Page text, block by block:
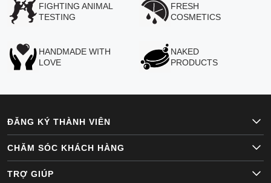
FIGHTING ANIMAL
TESTING
FRESH
COSMETICS
HANDMADE WITH
LOVE
NAKED
PRODUCTS
ĐĂNG KÝ THÀNH VIÊN
CHĂM SÓC KHÁCH HÀNG
TRỢ GIÚP